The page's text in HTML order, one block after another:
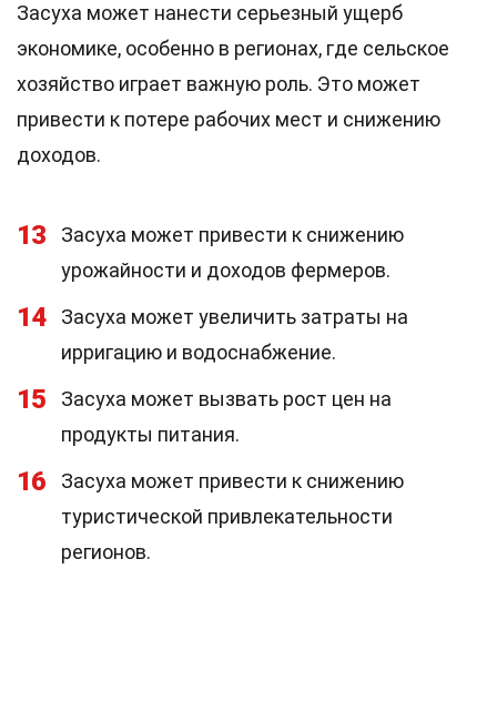
Засуха может нанести серьезный ущерб
экономике, особенно в регионах, где сельское
хозяйство играет важную роль. Это может
привести к потере рабочих мест и снижению
доходов.
13
Засуха может привести к снижению
урожайности и доходов фермеров.
14
Засуха может увеличить затраты на
ирригацию и водоснабжение.
15
Засуха может вызвать рост цен на
продукты питания.
16
Засуха может привести к снижению
туристической привлекательности
регионов.